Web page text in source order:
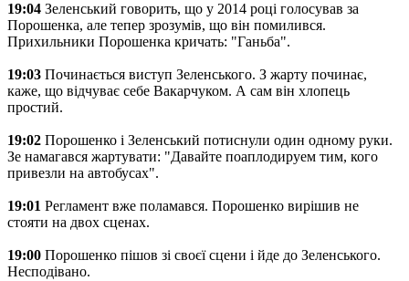
19:04 Зеленський говорить, що у 2014 році голосував за
Порошенка, але тепер зрозумів, що він помилився.
Прихильники Порошенка кричать: "Ганьба".
19:03 Починається виступ Зеленського. З жарту починає,
каже, що відчуває себе Вакарчуком. А сам він хлопець
простий.
19:02 Порошенко і Зеленський потиснули один одному руки.
Зе намагався жартувати: "Давайте поаплодируем тим, кого
привезли на автобусах".
19:01 Регламент вже поламався. Порошенко вирішив не
стояти на двох сценах.
19:00 Порошенко пішов зі своєї сцени і йде до Зеленського.
Несподівано.